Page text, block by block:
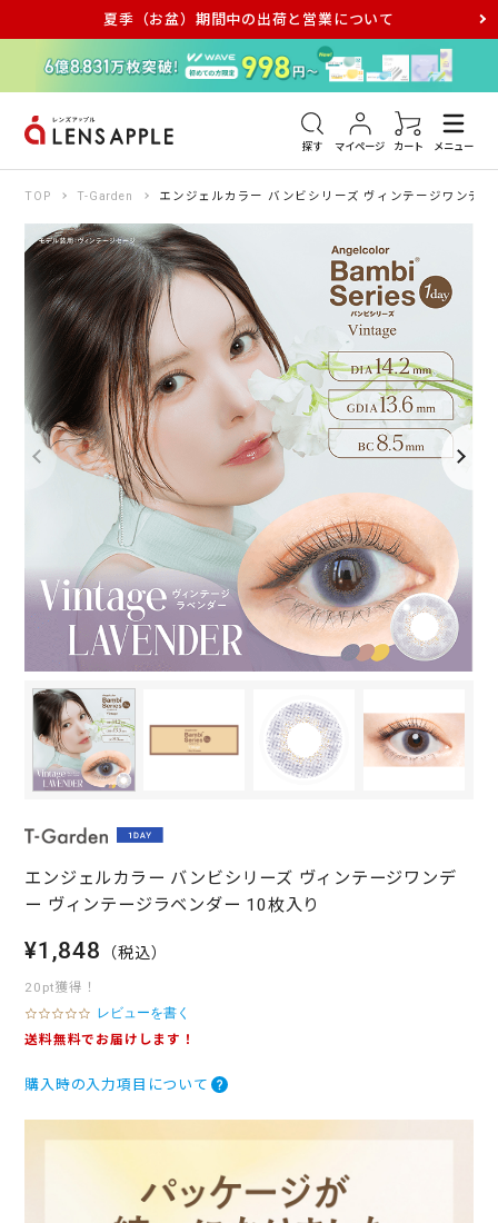
夏季（お盆）期間中の出荷と営業について
探す マイページ カート メニュー
アキュビュー メダリスト メガネ
TOP T-Garden エンジェルカラー バンビシリーズ ヴィンテージワンデ
エンジェルカラー バンビシリーズ ヴィンテージワンデ
ー ヴィンテージラベンダー 10枚入り
¥1,848 （税込）
20pt獲得！
0
.
t
レビューを書く
送料無料でお届けします！
購入時の入力項目について